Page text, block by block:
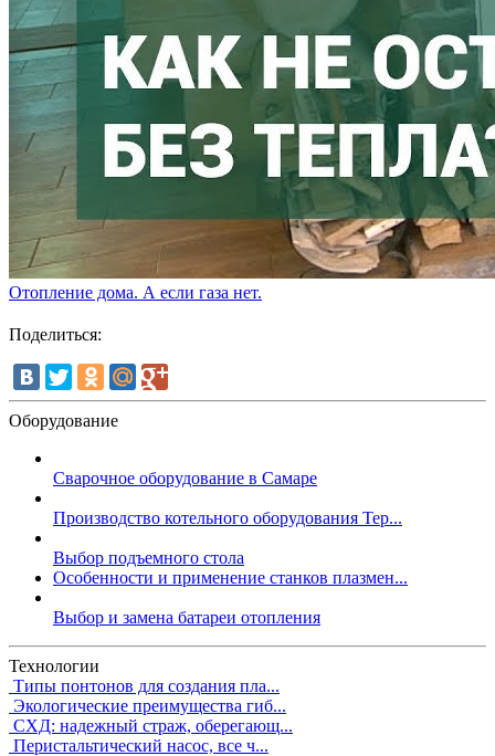
Отопление дома. А если газа нет.
Поделиться:
Оборудование
Сварочное оборудование в Самаре
Производство котельного оборудования Тер...
Выбор подъемного стола
Особенности и применение станков плазмен...
Выбор и замена батареи отопления
Технологии
Типы понтонов для создания пла...
Экологические преимущества гиб...
СХД: надежный страж, оберегающ...
Перистальтический насос, все ч...